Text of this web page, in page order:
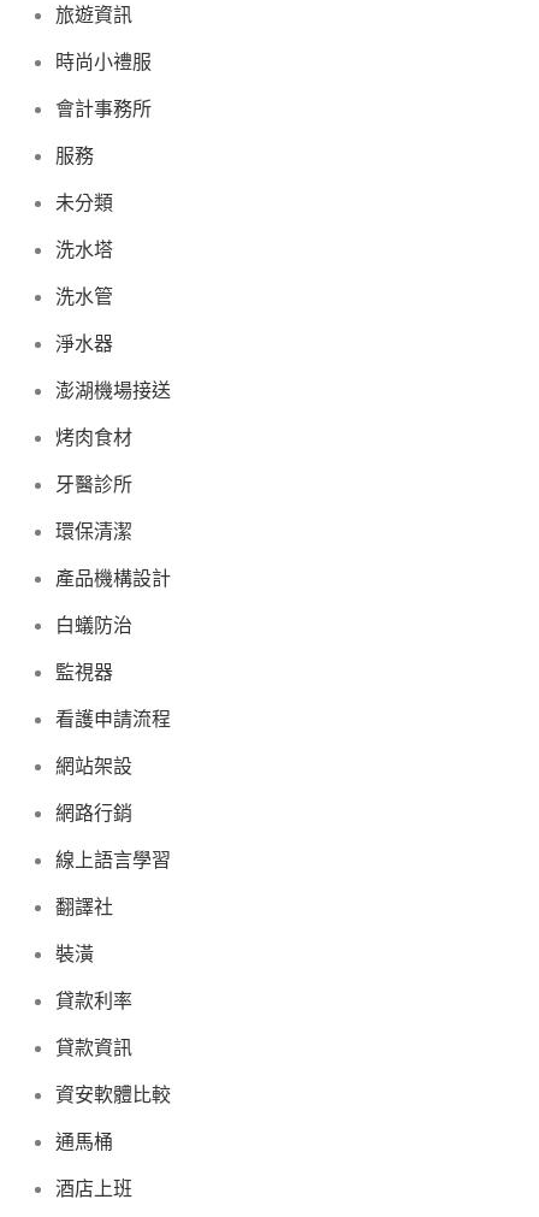
旅遊資訊
時尚小禮服
會計事務所
服務
未分類
洗水塔
洗水管
淨水器
澎湖機場接送
烤肉食材
牙醫診所
環保清潔
產品機構設計
白蟻防治
監視器
看護申請流程
網站架設
網路行銷
線上語言學習
翻譯社
裝潢
貸款利率
貸款資訊
資安軟體比較
通馬桶
酒店上班